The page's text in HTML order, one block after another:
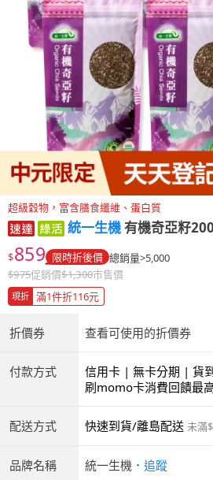
超級穀物，富含膳食纖維、蛋白質
統一生機有機奇亞籽
$859 限時折後價 總銷量>5,000
$975促銷價$1,300市售價
現折 滿1件折116元
折價券 查看可使用的折價券
付款方式
信用卡 | 無卡分期 | 貨
商付款 | ATM | 銀聯卡
刷momo卡消費回饋最
配送方式 快速到貨/離島配送 未滿
品牌名稱 統一生機 ． 追蹤